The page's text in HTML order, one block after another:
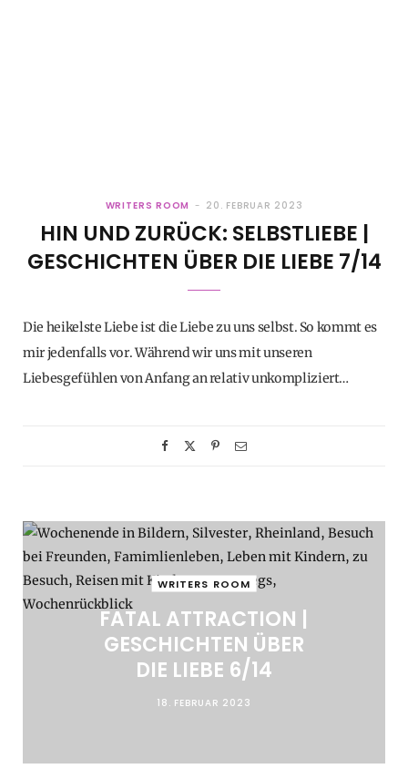
WRITERS ROOM 20. FEBRUAR 2023
HIN UND ZURÜCK: SELBSTLIEBE |
GESCHICHTEN ÜBER DIE LIEBE 7/14
Die heikelste Liebe ist die Liebe zu uns selbst. So kommt es
mir jedenfalls vor. Während wir uns mit unseren
Liebesgefühlen von Anfang an relativ unkompliziert…
WRITERS ROOM
FATAL ATTRACTION |
GESCHICHTEN ÜBER
DIE LIEBE 6/14
18. FEBRUAR 2023